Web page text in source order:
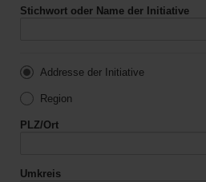
Stichwort oder Name der Initiative
Addresse der Initiative
Region
PLZ/Ort
Umkreis